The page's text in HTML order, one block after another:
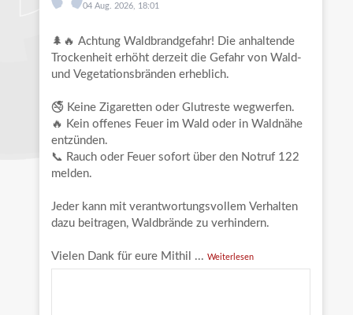
04 Aug. 2026, 18:01
🌲🔥 Achtung Waldbrandgefahr! Die anhaltende
Trockenheit erhöht derzeit die Gefahr von Wald-
und Vegetationsbränden erheblich.
🚭 Keine Zigaretten oder Glutreste wegwerfen.
🔥 Kein offenes Feuer im Wald oder in Waldnähe
entzünden.
📞 Rauch oder Feuer sofort über den Notruf 122
melden.
Jeder kann mit verantwortungsvollem Verhalten
dazu beitragen, Waldbrände zu verhindern.
Vielen Dank für eure Mithil ...Weiterlesen